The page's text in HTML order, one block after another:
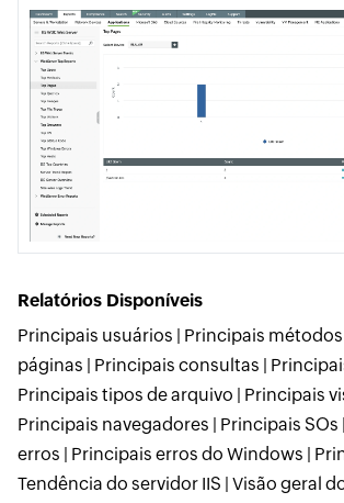
Relatórios Disponíveis
Principais usuários | Principais
páginas | Principais consultas |
Principais tipos de arquivo | Principais
Principais navegadores | Principais SOs
erros | Principais erros do Windows |
Tendência do servidor IIS | Visão geral